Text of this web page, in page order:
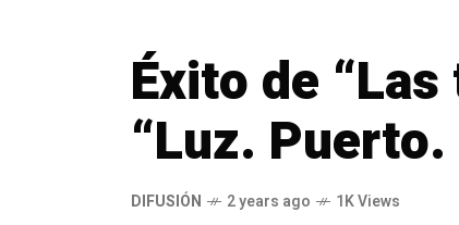
Éxito de
“Luz.
DIFUSIÓN 2 years ago 1K Views